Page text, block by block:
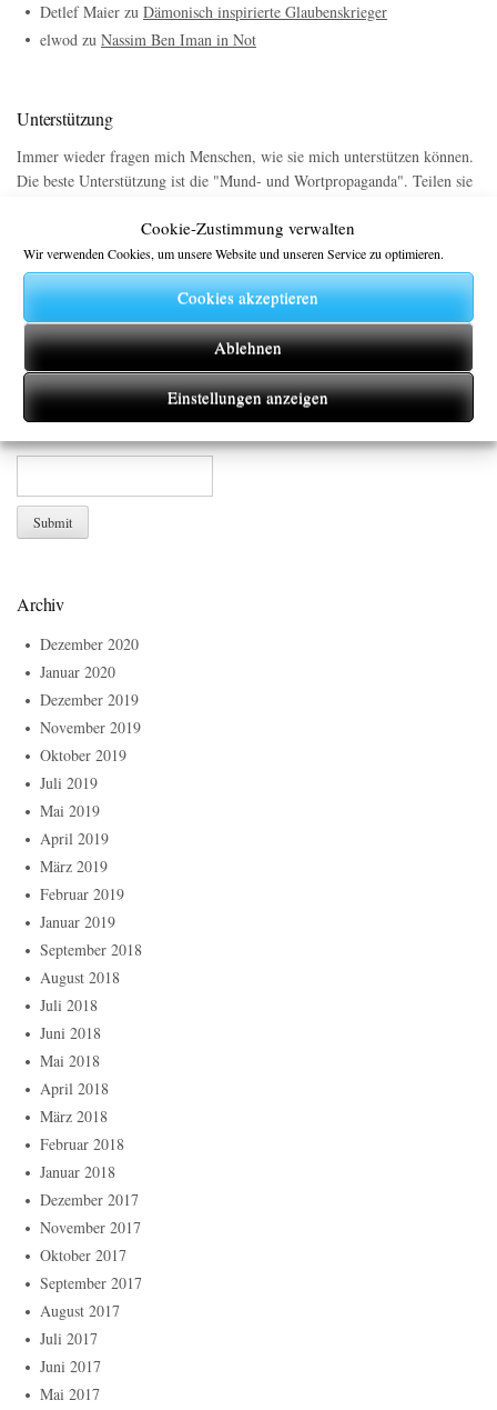
Cookie-Zustimmung verwalten
Wir verwenden Cookies, um unsere Website und unseren Service zu optimieren.
Cookies akzeptieren
Ablehnen
Einstellungen anzeigen
Detlef Maier zu Dämonisch inspirierte Glaubenskrieger
elwod zu Nassim Ben Iman in Not
Unterstützung
Immer wieder fragen mich Menschen, wie sie mich unterstützen können.
Die beste Unterstützung ist die "Mund- und Wortpropaganda". Teilen sie
Darüber hinaus können sie mich mit einer kleinen Provision auf ihren
nächsten Einkauf beiAmazonunterstützen. Hierzu einfach den obigen
Link zu Amazon nutzen.
Newsletter
Abonnieren Sie meinen Newsletter.
Archiv
Dezember 2020
Januar 2020
Dezember 2019
November 2019
Oktober 2019
Juli 2019
Mai 2019
April 2019
März 2019
Februar 2019
Januar 2019
September 2018
August 2018
Juli 2018
Juni 2018
Mai 2018
April 2018
März 2018
Februar 2018
Januar 2018
Dezember 2017
November 2017
Oktober 2017
September 2017
August 2017
Juli 2017
Juni 2017
Mai 2017